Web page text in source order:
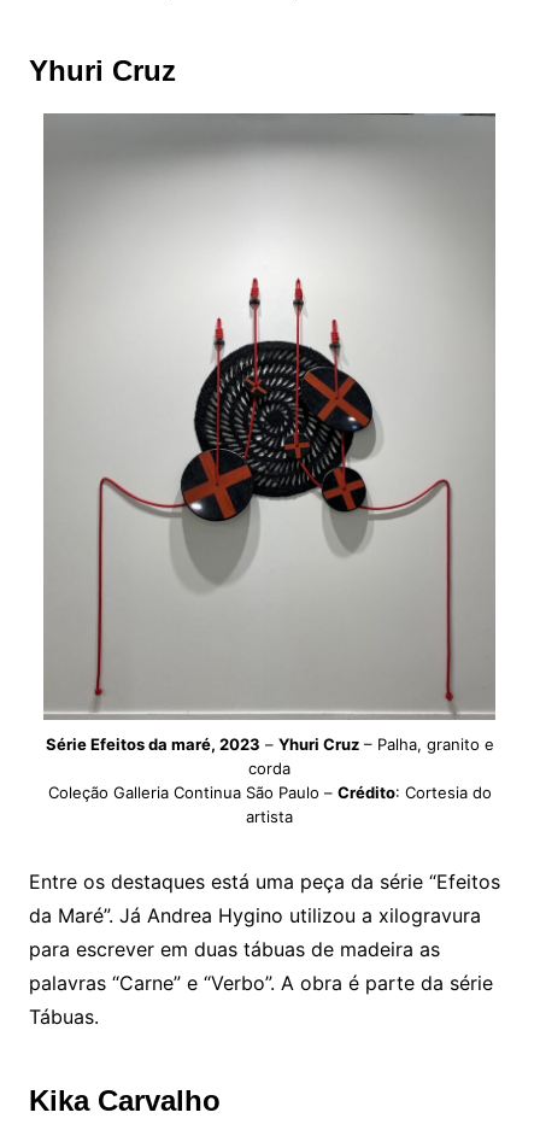
Yhuri Cruz
Série Efeitos da maré, 2023 – Yhuri Cruz– Palha, granito e
corda
Coleção Galleria Continua São Paulo – Crédito: Cortesia do
artista
Entre os destaques está uma peça da série “Efeitos
da Maré”. Já Andrea Hygino utilizou a xilogravura
para escrever em duas tábuas de madeira as
palavras “Carne” e “Verbo”. A obra é parte da série
Tábuas.
Kika Carvalho